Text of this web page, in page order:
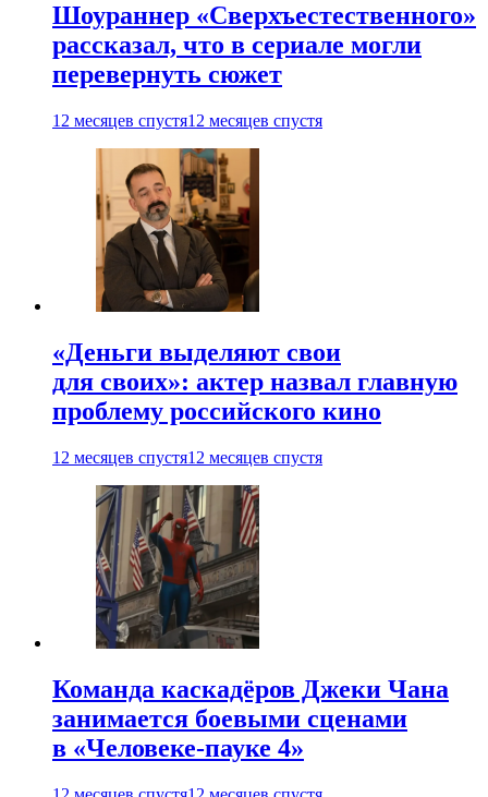
Шоураннер «Сверхъестественного»
рассказал, что в сериале могли
перевернуть сюжет
12 месяцев спустя12 месяцев спустя
«Деньги выделяют свои
для своих»: актер назвал главную
проблему российского кино
12 месяцев спустя12 месяцев спустя
Команда каскадёров Джеки Чана
занимается боевыми сценами
в «Человеке-пауке 4»